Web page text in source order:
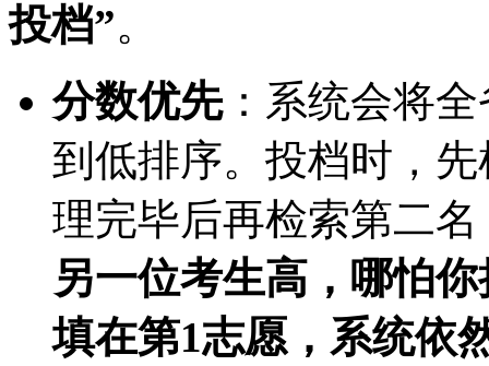
投档”。
分数优先：系统会将
到低排序。投档时，
理完毕后再检索第二
另一位考生高，哪怕
填在第1志愿，系统依